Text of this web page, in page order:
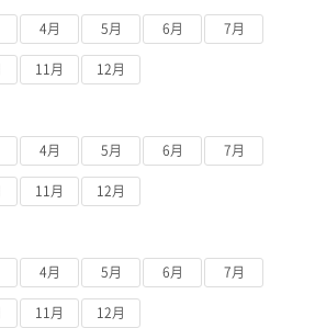
4月 5月 6月 7月
11月 12月
4月 5月 6月 7月
11月 12月
4月 5月 6月 7月
11月 12月